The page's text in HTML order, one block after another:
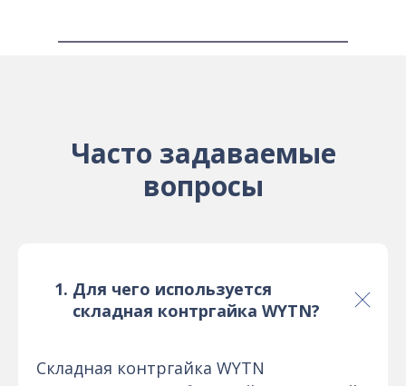
Часто задаваемые
вопросы
Для чего используется
складная контргайка WYTN?
Складная контргайка WYTN